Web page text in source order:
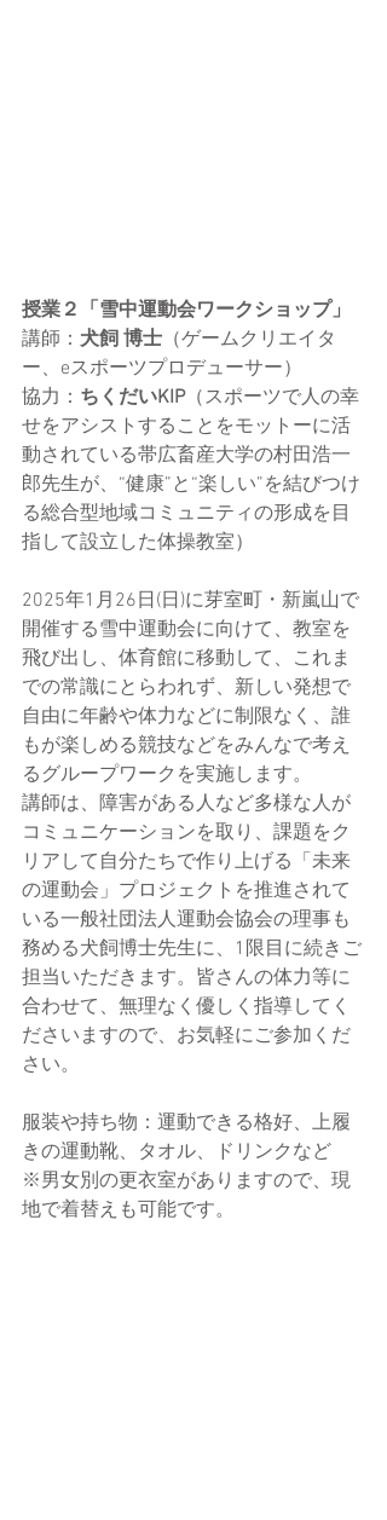
授業２ 「雪中運動会ワークショップ」
講師： 犬飼 博士 （ゲームクリエイタ
ー、eスポーツプロデューサー）
協力： ちくだいKIP（スポーツで人の幸
せをアシストすることをモットーに活
動されている帯広畜産大学の村田浩一
郎先生が、“健康”と“楽しい”を結びつけ
る総合型地域コミュニティの形成を目
指して設立した体操教室）
2025年1月26日(日)に芽室町・新嵐山で
開催する雪中運動会に向けて、教室を
飛び出し、体育館に移動して、これま
での常識にとらわれず、新しい発想で
自由に年齢や体力などに制限なく、誰
もが楽しめる競技などをみんなで考え
るグループワークを実施します。
講師は、障害がある人など多様な人が
コミュニケーションを取り、課題をク
リアして自分たちで作り上げる「未来
の運動会」プロジェクトを推進されて
いる一般社団法人運動会協会の理事も
務める犬飼博士先生に、1限目に続きご
担当いただきます。皆さんの体力等に
合わせて、無理なく優しく指導してく
ださいますので、お気軽にご参加くだ
さい。
服装や持ち物：運動できる格好、上履
きの運動靴、タオル、ドリンクなど
※男女別の更衣室がありますので、現
地で着替えも可能です。